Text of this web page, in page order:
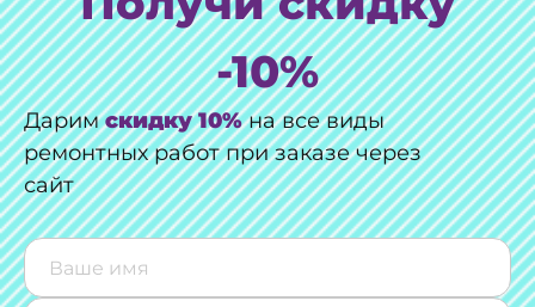
-10%
Даримскидку 10%на все виды
ремонтных работ при заказе через
сайт